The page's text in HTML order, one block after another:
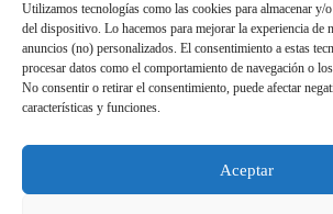
Utilizamos tecnologías como las cookies para almacenar y/
del dispositivo. Lo hacemos para mejorar la experiencia de
anuncios (no) personalizados. El consentimiento a estas
procesar datos como el comportamiento de navegación o
No consentir o retirar el consentimiento, puede afectar
características y funciones.
Aceptar
Publicar el comentario